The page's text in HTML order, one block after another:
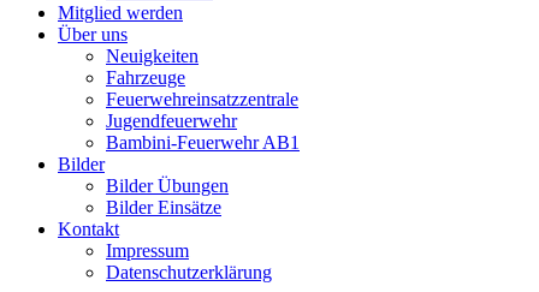
Mitglied werden
Über uns
Neuigkeiten
Fahrzeuge
Feuerwehreinsatzzentrale
Jugendfeuerwehr
Bambini-Feuerwehr AB1
Bilder
Bilder Übungen
Bilder Einsätze
Kontakt
Impressum
Datenschutzerklärung